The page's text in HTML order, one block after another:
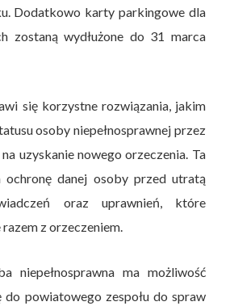
Dodatkowo karty parkingowe dla
zostaną wydłużone do 31 marca
się korzystne rozwiązania, jakim
osoby niepełnosprawnej przez
uzyskanie nowego orzeczenia. Ta
ochronę danej osoby przed utratą
oraz uprawnień, które
z orzeczeniem.
niepełnosprawna ma możliwość
do powiatowego zespołu do spraw